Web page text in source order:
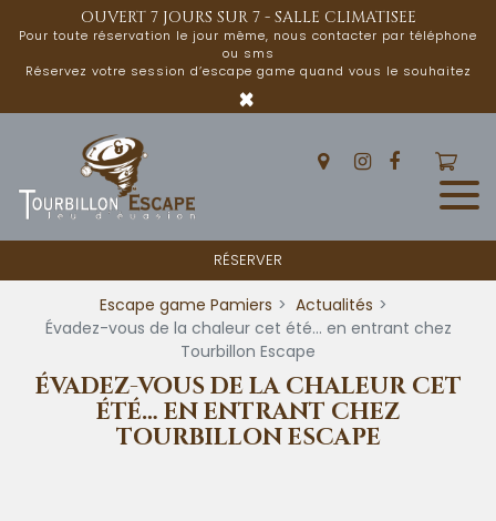
OUVERT 7 JOURS SUR 7 - SALLE CLIMATISEE
Pour toute réservation le jour même, nous contacter par téléphone
ou sms
Réservez votre session d’escape game quand vous le souhaitez
×
RÉSERVER
Escape game Pamiers
Actualités
Évadez-vous de la chaleur cet été… en entrant chez
Tourbillon Escape
ÉVADEZ-VOUS DE LA CHALEUR CET
ÉTÉ… EN ENTRANT CHEZ
TOURBILLON ESCAPE
Panneau de gestion des cookies